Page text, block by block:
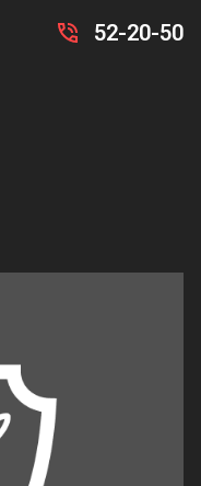
52-20-50